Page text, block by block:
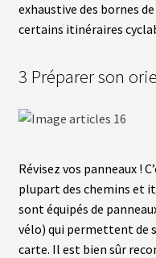
exhaustive des bornes
certains itinéraires
3 Préparer son
Révisez vos panneaux !
plupart des chemins et
sont équipés de
vélo) qui permettent de
carte. Il est bien sûr